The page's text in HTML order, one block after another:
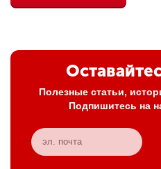
Полезные статьи,
Подпишитесь на